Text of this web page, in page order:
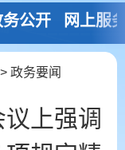
务公开 网上服
> 政务要闻
上强调